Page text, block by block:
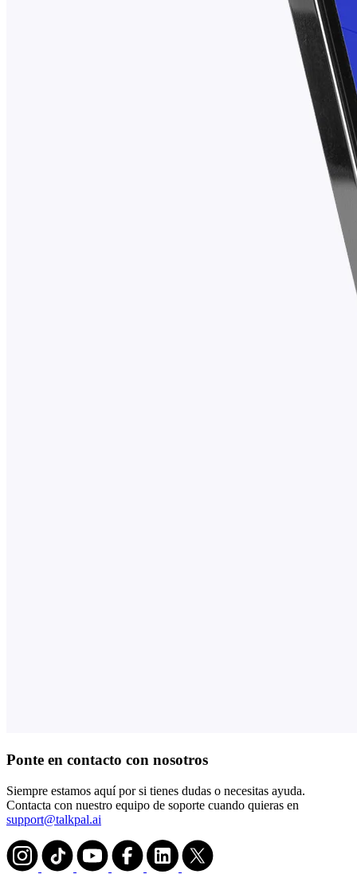
Ponte en contacto con nosotros
Siempre estamos aquí por si tienes dudas o necesitas ayuda.
Contacta con nuestro equipo de soporte cuando quieras en
support@talkpal.ai